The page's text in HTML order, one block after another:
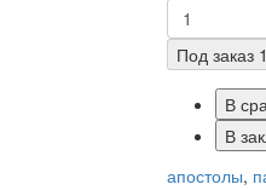
Под заказ
В
В
апостолы,